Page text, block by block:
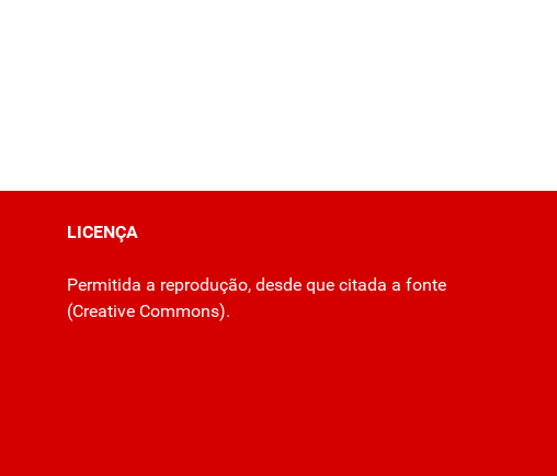
LICENÇA
Permitida a reprodução, desde que citada a fonte
(Creative Commons).